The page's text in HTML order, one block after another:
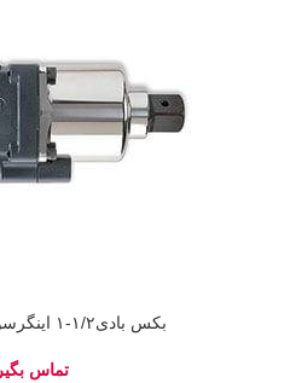
بکس بادی۱/۲-۱ اینگرسولرند IR2950B7